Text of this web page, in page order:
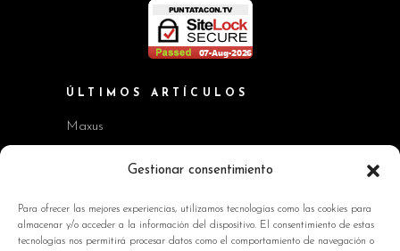
Gestionar consentimiento
Para ofrecer las mejores experiencias, utilizamos tecnologías como las cookies para
almacenar y/o acceder a la información del dispositivo. El consentimiento de estas
tecnologías nos permitirá procesar datos como el comportamiento de navegación o
ÚLTIMOS ARTÍCULOS
Maxus
Workshop BMW Neue Klasse
Kia EV2 y Kia Seltos